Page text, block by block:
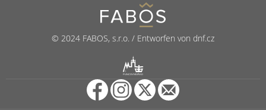
© 2024 FABOS, s.r.o. / Entworfen von dnf.cz
PUNCOVNÍ ÚŘAD